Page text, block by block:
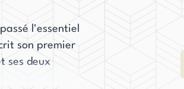
l'essentiel
son premier
ses deux